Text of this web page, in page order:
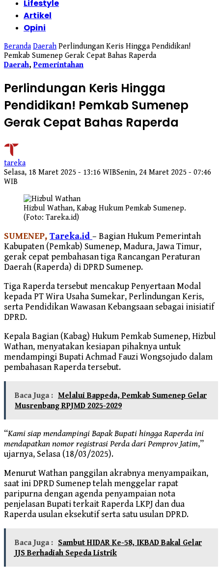
Lifestyle
Artikel
Opini
Beranda Daerah Perlindungan Keris Hingga Pendidikan!
Pemkab Sumenep Gerak Cepat Bahas Raperda
Daerah, Pemerintahan
Perlindungan Keris Hingga
Pendidikan! Pemkab Sumenep
Gerak Cepat Bahas Raperda
tareka
Selasa, 18 Maret 2025 - 13:16 WIBSenin, 24 Maret 2025 - 07:46
WIB
Hizbul Wathan, Kabag Hukum Pemkab Sumenep.
(Foto: Tareka.id)
SUMENEP, Tareka.id – Bagian Hukum Pemerintah
Kabupaten (Pemkab) Sumenep, Madura, Jawa Timur,
gerak cepat pembahasan tiga Rancangan Peraturan
Daerah (Raperda) di DPRD Sumenep.
Tiga Raperda tersebut mencakup Penyertaan Modal
kepada PT Wira Usaha Sumekar, Perlindungan Keris,
serta Pendidikan Wawasan Kebangsaan sebagai inisiatif
DPRD.
Kepala Bagian (Kabag) Hukum Pemkab Sumenep, Hizbul
Wathan, menyatakan kesiapan pihaknya untuk
mendampingi Bupati Achmad Fauzi Wongsojudo dalam
pembahasan Raperda tersebut.
Baca Juga : Melalui Bappeda, Pemkab Sumenep Gelar
Musrenbang RPJMD 2025-2029
“Kami siap mendampingi Bapak Bupati hingga Raperda ini
mendapatkan nomor registrasi Perda dari Pemprov Jatim,”
ujarnya, Selasa (18/03/2025).
Menurut Wathan panggilan akrabnya menyampaikan,
saat ini DPRD Sumenep telah menggelar rapat
paripurna dengan agenda penyampaian nota
penjelasan Bupati terkait Raperda LKPJ dan dua
Raperda usulan eksekutif serta satu usulan DPRD.
Baca Juga : Sambut HIDAR Ke-58, IKBAD Bakal Gelar
JJS Berhadiah Sepeda Listrik